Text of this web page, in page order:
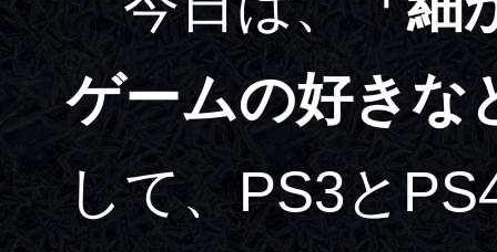
ゲームの好きな
して、PS3と